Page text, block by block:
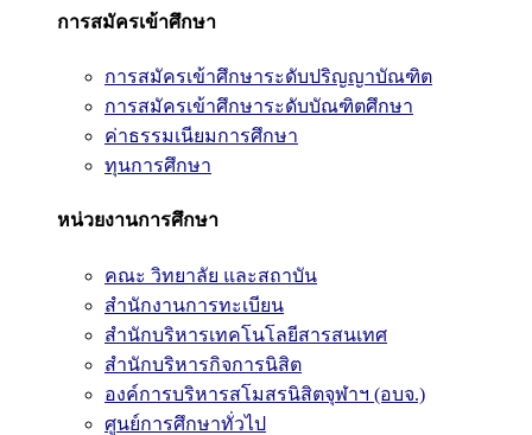
การสมัครเข้าศึกษา
การสมัครเข้าศึกษาระดับปริญญาบัณฑิต
การสมัครเข้าศึกษาระดับบัณฑิตศึกษา
ค่าธรรมเนียมการศึกษา
ทุนการศึกษา
หน่วยงานการศึกษา
คณะ วิทยาลัย และสถาบัน
สำนักงานการทะเบียน
สำนักบริหารเทคโนโลยีสารสนเทศ
สำนักบริหารกิจการนิสิต
องค์การบริหารสโมสรนิสิตจุฬาฯ (อบจ.)
ศูนย์การศึกษาทั่วไป